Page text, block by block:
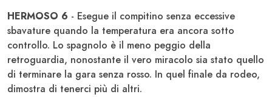
HERMOSO 6 - Esegue il compitino senza eccessive
sbavature quando la temperatura era ancora sotto
controllo. Lo spagnolo è il meno peggio della
retroguardia, nonostante il vero miracolo sia stato quello
di terminare la gara senza rosso. In quel finale da rodeo,
dimostra di tenerci più di altri.